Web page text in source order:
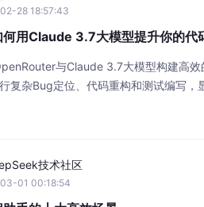
28 18:57:43
用Claude 3.7大模型提升你的代
与Claude 3.7大模型构建高
复杂Bug定位、代码重构和测试编写，
技术社区
01 00:18:54